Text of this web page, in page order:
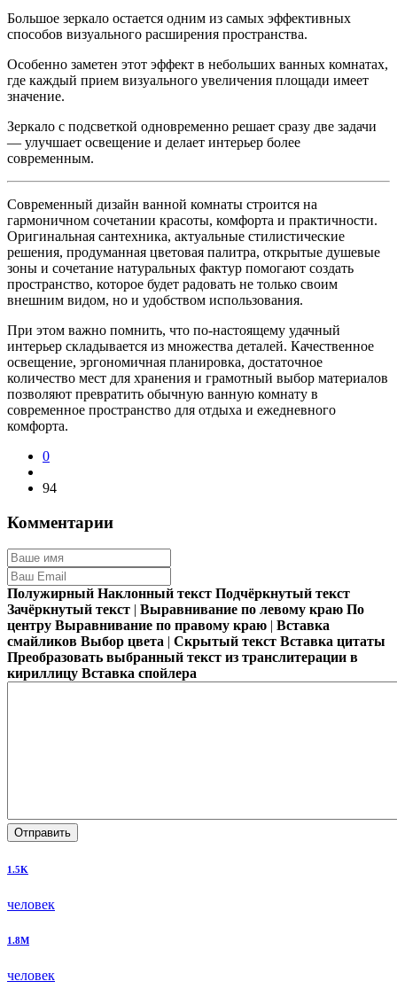
Большое зеркало остается одним из самых эффективных
способов визуального расширения пространства.
Особенно заметен этот эффект в небольших ванных комнатах,
где каждый прием визуального увеличения площади имеет
значение.
Зеркало с подсветкой одновременно решает сразу две задачи
— улучшает освещение и делает интерьер более
современным.
Современный дизайн ванной комнаты строится на
гармоничном сочетании красоты, комфорта и практичности.
Оригинальная сантехника, актуальные стилистические
решения, продуманная цветовая палитра, открытые душевые
зоны и сочетание натуральных фактур помогают создать
пространство, которое будет радовать не только своим
внешним видом, но и удобством использования.
При этом важно помнить, что по-настоящему удачный
интерьер складывается из множества деталей. Качественное
освещение, эргономичная планировка, достаточное
количество мест для хранения и грамотный выбор материалов
позволяют превратить обычную ванную комнату в
современное пространство для отдыха и ежедневного
комфорта.
0
94
Комментарии
Полужирный Наклонный текст Подчёркнутый текст
Зачёркнутый текст | Выравнивание по левому краю По
центру Выравнивание по правому краю | Вставка
смайликов Выбор цвета | Скрытый текст Вставка цитаты
Преобразовать выбранный текст из транслитерации в
кириллицу Вставка спойлера
Отправить
1.5K
человек
1.8M
человек